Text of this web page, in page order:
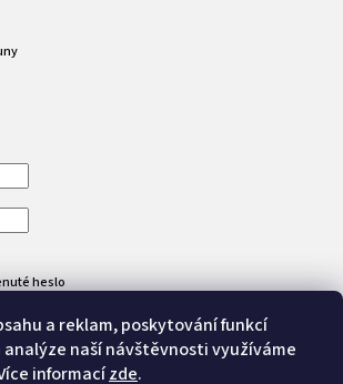
a reklam, poskytování funkcí
naší návštěvnosti využíváme
informacízde.
heslo
platby